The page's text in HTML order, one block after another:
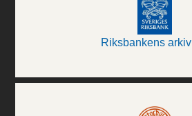
Riksbankens arkiv